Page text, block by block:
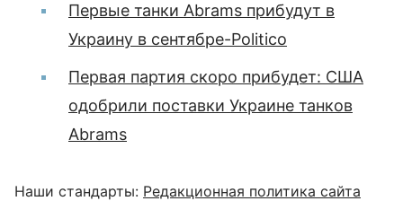
Первые танки Abrams прибудут в
Украину в сентябре-Politico
Первая партия скоро прибудет: США
одобрили поставки Украине танков
Abrams
Наши стандарты: Редакционная политика сайта